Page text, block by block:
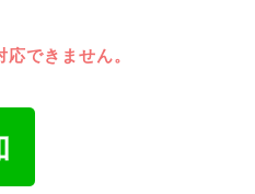
できません。